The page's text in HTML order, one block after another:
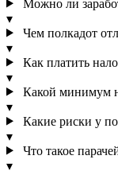
Можно ли
▾
Чем полкадот
▾
Как платить
▾
Какой минимум
▾
Какие риски у
▾
Что такое
▾